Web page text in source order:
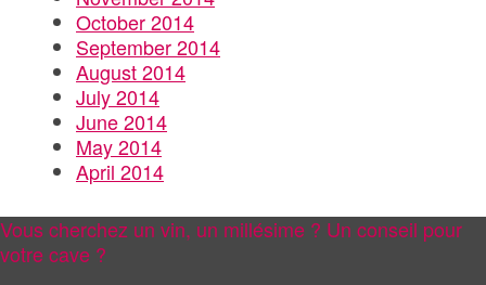
October 2014
September 2014
August 2014
July 2014
June 2014
May 2014
April 2014
Vous cherchez un vin, un millésime ? Un conseil pour
votre cave ?